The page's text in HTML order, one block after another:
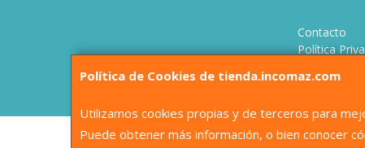
Política de Cookies de tienda.incomaz.com
Utilizamos cookies propias y de terceros para
Puede obtener más información, o bien conocer
Contacto
Política
¿Quienes